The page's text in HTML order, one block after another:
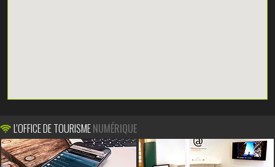
L'OFFICE DE TOURISMENUMÉRIQUE